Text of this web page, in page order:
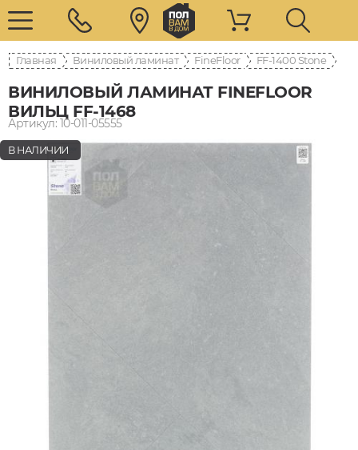
Главная Виниловый ламинат FineFloor FF-1400 Stone
ВИНИЛОВЫЙ ЛАМИНАТ FINEFLOOR
ВИЛЬЦ FF-1468
Артикул: 10-011-05555
В НАЛИЧИИ